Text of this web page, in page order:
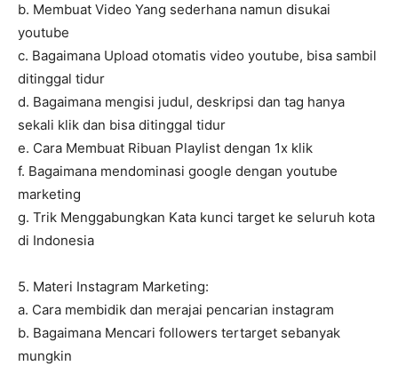
b. Membuat Video Yang sederhana namun disukai
youtube
c. Bagaimana Upload otomatis video youtube, bisa sambil
ditinggal tidur
d. Bagaimana mengisi judul, deskripsi dan tag hanya
sekali klik dan bisa ditinggal tidur
e. Cara Membuat Ribuan Playlist dengan 1x klik
f. Bagaimana mendominasi google dengan youtube
marketing
g. Trik Menggabungkan Kata kunci target ke seluruh kota
di Indonesia
5. Materi Instagram Marketing:
a. Cara membidik dan merajai pencarian instagram
b. Bagaimana Mencari followers tertarget sebanyak
mungkin